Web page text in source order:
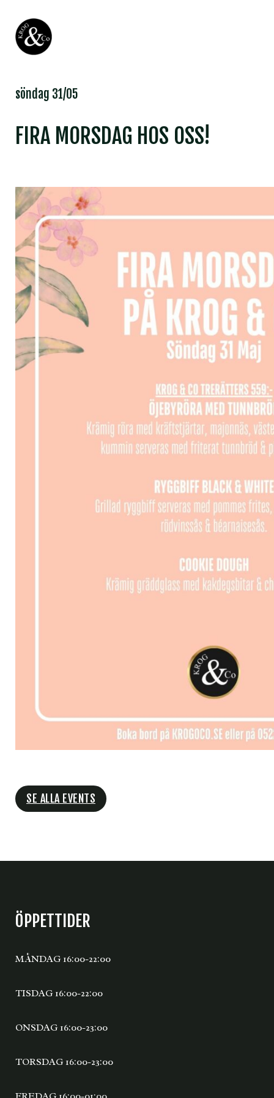
söndag 31/05
FIRA MORSDAG HOS OSS!
SE ALLA EVENTS
ÖPPETTIDER
MÅNDAG 16:00-22:00
TISDAG 16:00-22:00
ONSDAG 16:00-23:00
TORSDAG 16:00-23:00